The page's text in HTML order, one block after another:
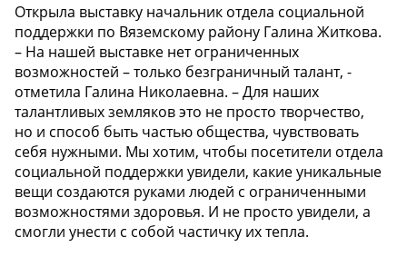
Открыла выставку начальник отдела социальной
поддержки по Вяземскому району Галина Житкова.
– На нашей выставке нет ограниченных
возможностей – только безграничный талант, -
отметила Галина Николаевна. – Для наших
талантливых земляков это не просто творчество,
но и способ быть частью общества, чувствовать
себя нужными. Мы хотим, чтобы посетители отдела
социальной поддержки увидели, какие уникальные
вещи создаются руками людей с ограниченными
возможностями здоровья. И не просто увидели, а
смогли унести с собой частичку их тепла.